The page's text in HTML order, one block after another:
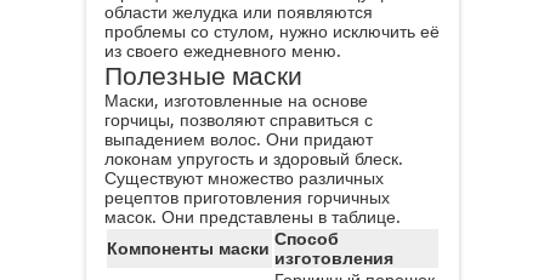
области желудка или появляются
проблемы со стулом, нужно исключить её
из своего ежедневного меню.
Полезные маски
Маски, изготовленные на основе
горчицы, позволяют справиться с
выпадением волос. Они придают
локонам упругость и здоровый блеск.
Существуют множество различных
рецептов приготовления горчичных
масок. Они представлены в таблице.
Компоненты маски Способ
изготовления